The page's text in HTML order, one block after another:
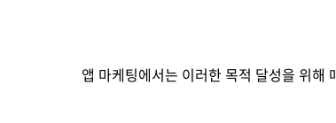
앱 마케팅에서는 이러한 목적 달성을 위해